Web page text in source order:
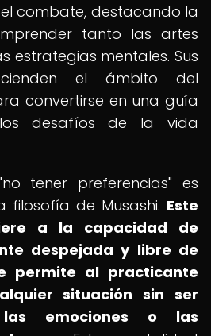
combate, destacando la
tanto las artes
estrategias mentales. Sus
el ámbito del
convertirse en una guía
desafíos de la vida
tener preferencias" es
filosofía de Musashi. Este
a la capacidad de
despejada y libre de
permite al practicante
situación sin ser
emociones o las